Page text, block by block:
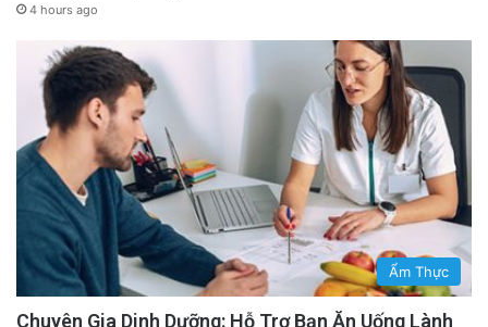
4 hours ago
Ẩm Thực
Chuyên Gia Dinh Dưỡng: Hỗ Trợ Bạn Ăn Uống Lành